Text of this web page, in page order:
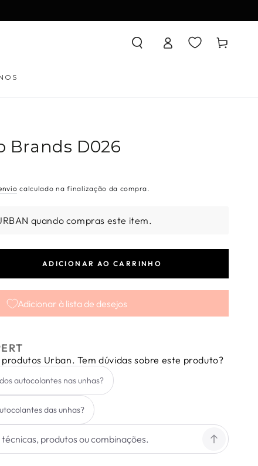
sessão
Carrinho
Brands D026
calculado na finalização da compra.
quando compras este item.
ADICIONAR AO CARRINHO
Adicionar à lista de desejos
Urban. Tem dúvidas sobre este produto?
autocolantes nas unhas?
das unhas?